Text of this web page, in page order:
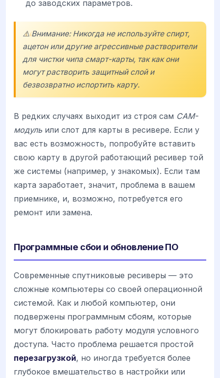
до заводских параметров.
⚠️ Внимание: Никогда не используйте спирт,
ацетон или другие агрессивные растворители
для чистки чипа смарт-карты, так как они
могут растворить защитный слой и
безвозвратно испортить карту.
В редких случаях выходит из строя сам CAM-
модуль или слот для карты в ресивере. Если у
вас есть возможность, попробуйте вставить
свою карту в другой работающий ресивер той
же системы (например, у знакомых). Если там
карта заработает, значит, проблема в вашем
приемнике, и, возможно, потребуется его
ремонт или замена.
Программные сбои и обновление ПО
Современные спутниковые ресиверы — это
сложные компьютеры со своей операционной
системой. Как и любой компьютер, они
подвержены программным сбоям, которые
могут блокировать работу модуля условного
доступа. Часто проблема решается простой
перезагрузкой, но иногда требуется более
глубокое вмешательство в настройки или